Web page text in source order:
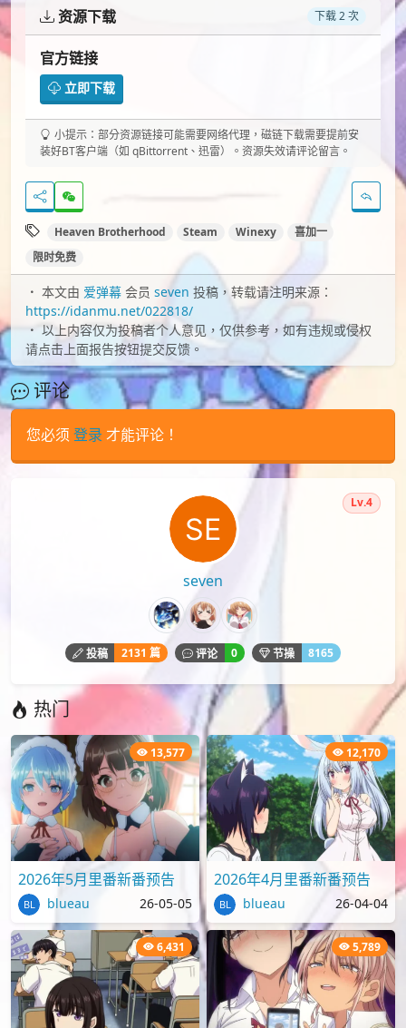
资源下载 下载 2 次
官方链接
立即下载
小提示：部分资源链接可能需要网络代理，磁链下载需要提前安
装好BT客户端（如 qBittorrent、迅雷）。资源失效请评论留言。
Heaven Brotherhood Steam Winexy
喜加一
限时免费
本文由 爱弹幕 会员 seven 投稿，转载请注明来源：
https://idanmu.net/022818/
以上内容仅为投稿者个人意见，仅供参考，如有违规或侵权
请点击上面报告按钮提交反馈。
评论
您必须 登录 才能评论！
seven
Lv.4
投稿 2131 篇 评论 0 节操 8165
热门
13,577
2026年5月里番新番预告
blueau 26-05-05
12,170
2026年4月里番新番预告
blueau 26-04-04
6,431 5,789